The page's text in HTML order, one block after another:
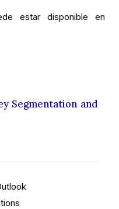
estar disponible en
Segmentation and